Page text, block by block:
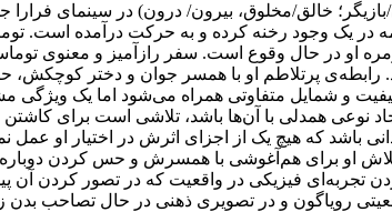
بازیگر؛ خالق/مخلوق، بیرون/ درون) در سینمای
در یک وجود رخنه کرده و به حرکت درآمده
او در حال وقوع است. سفر رازآمیز و معنوی
رابطه‌ی پرتلاطم او با همسر جوان و دختر
و شمایل متفاوتی همراه می‌شود اما یک
نوعی همدلی با آن‌ها باشد، تلاشی است برای
که هیچ یک از اجزای اثرش در اختیار او عمل
او برای هم‌آغوشی با همسرش و حس کردن دوباره‌ی
تجربه‌ای فیزیکی در واقعیت که در تصور کردن آن
رویاگون و در تصویری ذهنی در حال تصاحب بدن